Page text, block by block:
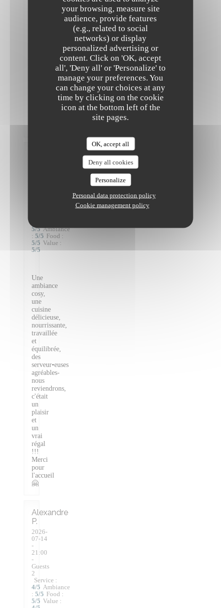
your browsing, measure site
audience, provide features
(e.g., related to social
networks) or display
personalized advertising or
content. Click on 'OK, accept
all', 'Deny all' or 'Personalize' to
manage your preferences. You
can change your choices at any
time by clicking on the cookie
icon at the bottom left of the
site pages.
OK, accept all
Deny all cookies
Personalize
Personal data protection policy
Cookie management policy
5/5 Ambiance
: 5/5 Food :
5/5 Value :
5/5
Une
ambiance
cosy,
une
cuisine
délicieuse,
nourrissante,
travaillée
et
équilibrée,
des
serveur•euses
agréables-
nous
reviendrons,
c'était
un
plaisir
et
un
vrai
régal
!!!
Merci
pour
l'accueil
🤗
Alexandre
P
2026-
07-14
-
21:00
-
Guests
2
Service :
4/5 Ambiance
: 5/5 Food :
5/5 Value :
The Friendly Kitchen